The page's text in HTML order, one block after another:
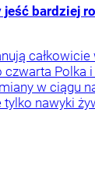
jeść bardziej
czwarta Polka
w ciągu
tylko nawyki